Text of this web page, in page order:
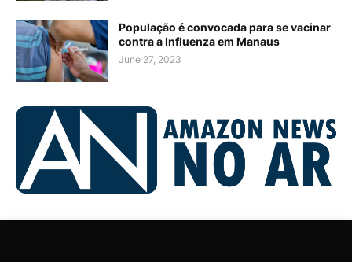
População é convocada para se vacinar
contra a Influenza em Manaus
June 27, 2023